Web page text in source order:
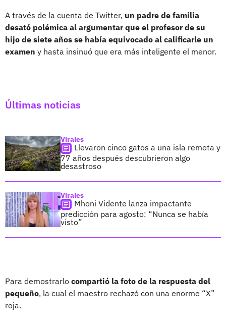
A través de la cuenta de Twitter, un padre de familia
desató polémica al argumentar que el profesor de su
hijo de siete años se había equivocado al calificarle un
examen y hasta insinuó que era más inteligente el menor.
Últimas noticias
Virales
Llevaron cinco gatos a una isla remota y
77 años después descubrieron algo
desastroso
Virales
Mhoni Vidente lanza impactante
predicción para agosto: “Nunca se había
visto”
Para demostrarlo compartió la foto de la respuesta del
pequeño, la cual el maestro rechazó con una enorme “X”
roja.